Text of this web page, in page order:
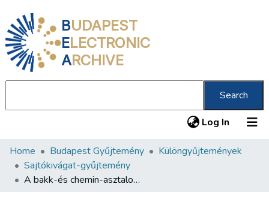
BUDAPEST
ELECTRONIC
ARCHIVE
Search
Log In (current)
Communities & Collections
All of DSpace
Home Budapest Gyűjtemény
Különgyűjtemények
Sajtókivágat-gyűjtemény
A bakk-és chemin-asztalokon 41,5 millió pengő-forgott a múlt évben